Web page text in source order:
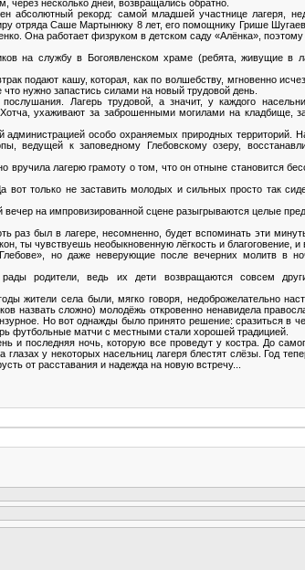
через несколько дней, возвращались обратно.
абсолютный рекорд: самой младшей участнице лагеря,
отряда Саше Мартынюку 8 лет, его помощнику Грише
Она работает физруком в детском саду «Алёнка»,
на службу в Богоявленском храме (ребята, живущие в
подают кашу, которая, как по волшебству, мгновенно
нужно запастись силами на новый трудовой день.
Лагерь трудовой, а значит, у каждого
ухаживают за заброшенными могилами на кладбище,
особо охраняемых природных территорий.
ведущей к заповедному Глебовскому озеру,
лагерю грамоту о том, что он отныне становится
только не заставить молодых и сильных просто так
на импровизированной сцене разыгрываются целые
раз был в лагере, несомненно, будет вспоминать эти
ты чувствуешь необыкновенную лёгкость и благоговение, и
но даже неверующие после вечерних молитв в
родители, ведь их дети возвращаются совсем
жители села были, мягко говоря, недоброжелательно
назвать сложно) молодёжь откровенно ненавидела
Но вот однажды было принято решение: сразиться в
футбольные матчи с местными стали хорошей традицией.
и последняя ночь, которую все проведут у костра. До
у некоторых насельниц лагеря блестят слёзы. Год
от расставания и надежда на новую встречу...